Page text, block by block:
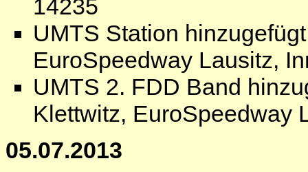
14235
UMTS Station
EuroSpeedway Lausitz,
UMTS 2. FDD Band
Klettwitz, EuroSpeedway
05.07.2013